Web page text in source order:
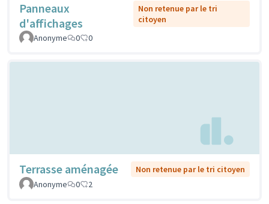
Panneaux
d'affichages
Non retenue par le tri
citoyen
Anonyme
0 0
Terrasse aménagée
Non retenue par le tri citoyen
Anonyme
0 2